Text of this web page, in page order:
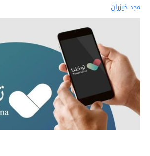
مجد خيزران